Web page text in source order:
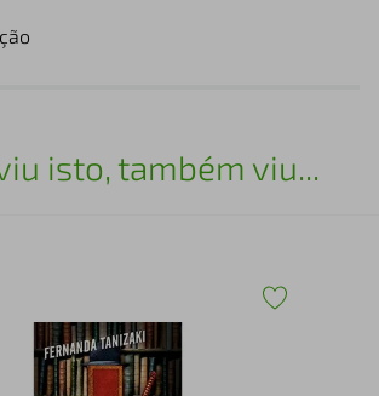
isto, também viu...